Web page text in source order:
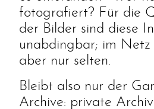
fotografiert? Für die
der Bilder sind diese
unabdingbar; im
aber nur selten.
Bleibt also nur der
Archive: private